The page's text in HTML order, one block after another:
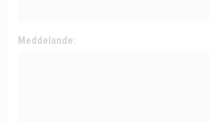
Meddelande: